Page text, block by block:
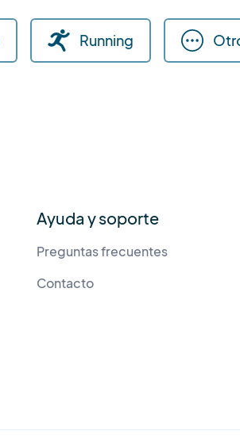
Running
Ayuda y soporte
Preguntas frecuentes
Contacto